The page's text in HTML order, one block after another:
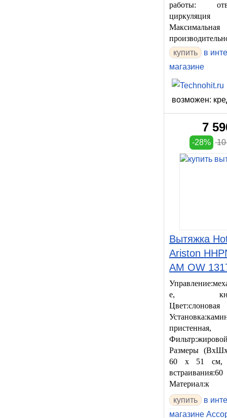
работы:
циркуляция
Максимальная
купить
в
магазине
возможен:
7
-28% 10
Вытяжка
Ariston
AM OW
е,
пристенная,
Размеры
60 x 51 см,
Материал:к
купить
в
магазине